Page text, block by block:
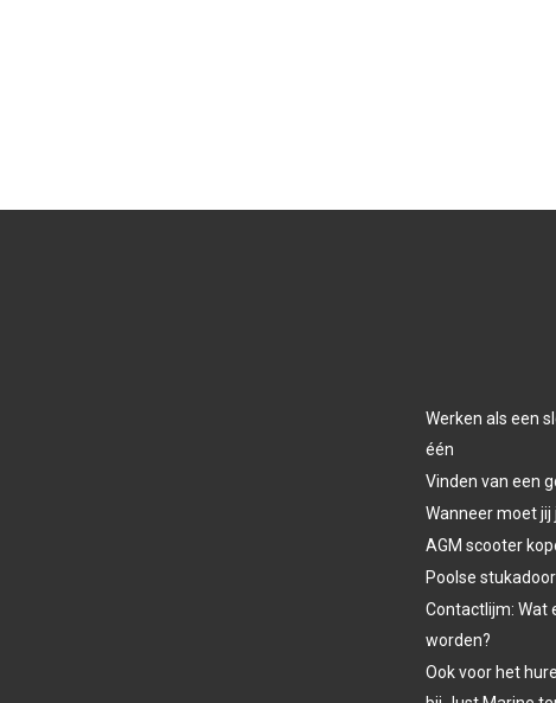
Werken als een
één
Vinden van een
Wanneer moet
AGM scooter
Poolse
Contactlijm: Wat
worden?
Ook voor het